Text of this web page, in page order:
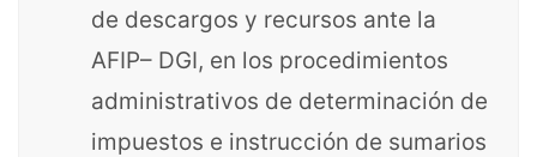
de descargos y recursos ante la
AFIP– DGI, en los procedimientos
administrativos de determinación de
impuestos e instrucción de sumarios